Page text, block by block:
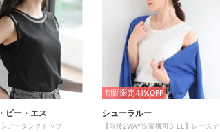
ピー・エス
アータンクトップ
期間限定41%OFF
シューラルー
【前後2WAY洗濯機可S-LL】レースデ